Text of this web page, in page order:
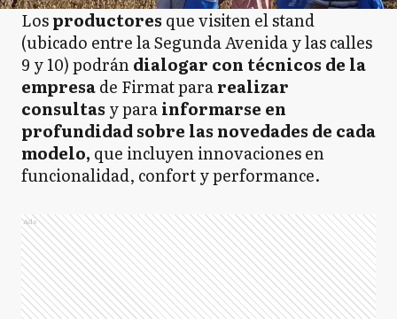
Losproductores que visiten el stand
(ubicado entre la Segunda Avenida y las calles
9 y 10) podrándialogar con técnicos de la
empresade Firmat pararealizar
consultas y parainformarse en
profundidad sobre las novedades de cada
modelo, que incluyen innovaciones en
funcionalidad, confort y performance.
Ads